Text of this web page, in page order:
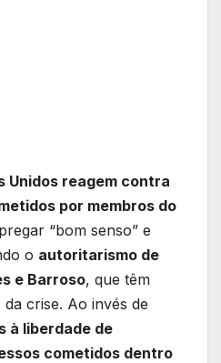
Unidos reagem contra
por membros do
“bom senso” e
o autoritarismo de
e Barroso, que têm
crise. Ao invés de
à liberdade de
cometidos dentro